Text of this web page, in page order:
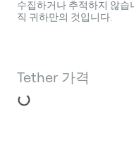
수집하거나 추적하지 않습
직 귀하만의 것입니다.
Tether 가격